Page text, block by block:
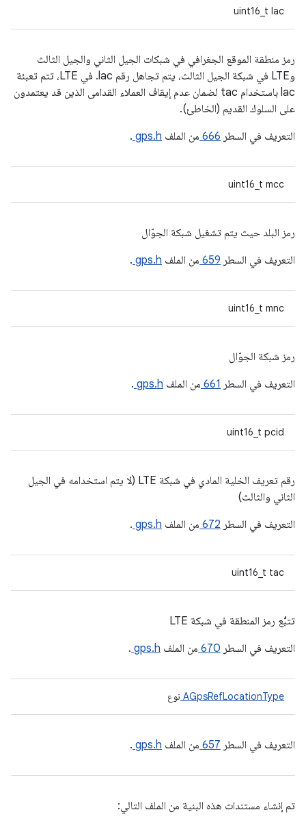
uint16_t lac
رمز منطقة الموقع الجغرافي في شبكات الجيل الثاني والجيل الثالث
وLTE في شبكة الجيل الثالث، يتم تجاهل رقم lac. في LTE، تتم تعبئة
lac باستخدام tac لضمان عدم إيقاف العملاء القدامى الذين قد يعتمدون
على السلوك القديم (الخاطئ).
التعريف في السطر 666 من الملف gps.h
.
uint16_t mcc
رمز البلد حيث يتم تشغيل شبكة الجوّال
التعريف في السطر 659 من الملف gps.h
.
uint16_t mnc
رمز شبكة الجوّال
التعريف في السطر 661 من الملف gps.h
.
uint16_t pcid
رقم تعريف الخلية المادي في شبكة LTE (لا يتم استخدامه في الجيل
الثاني والثالث)
التعريف في السطر 672 من الملف gps.h
.
uint16_t tac
تتبُّع رمز المنطقة في شبكة LTE
التعريف في السطر 670 من الملف gps.h
.
AGpsRefLocationType نوع
التعريف في السطر 657 من الملف gps.h
.
تم إنشاء مستندات هذه البنية من الملف التالي: